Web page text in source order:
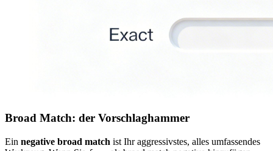
Broad Match: der Vorschlaghammer
Ein negative broad match ist Ihr aggressivstes, alles umfassendes